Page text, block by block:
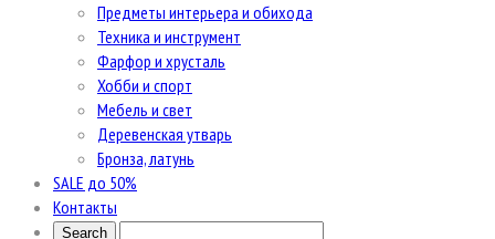
Предметы интерьера и обихода
Техника и инструмент
Фарфор и хрусталь
Хобби и спорт
Мебель и свет
Деревенская утварь
Бронза, латунь
SALE до 50%
Контакты